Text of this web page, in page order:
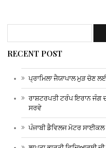
RECENT POST
ਪ੍ਰਾਮਿਲਾ ਜੈਯਾਪਾਲ ਮੁੜ ਚੋਣ
ਰਾਸ਼ਟਰਪਤੀ ਟਰੰਪ ਇਰਾਨ ਜੰਗ
ਸਰਵੇ
ਪੰਜਾਬੀ ਡੈਵਿਲਜ ਮੋਟਰ